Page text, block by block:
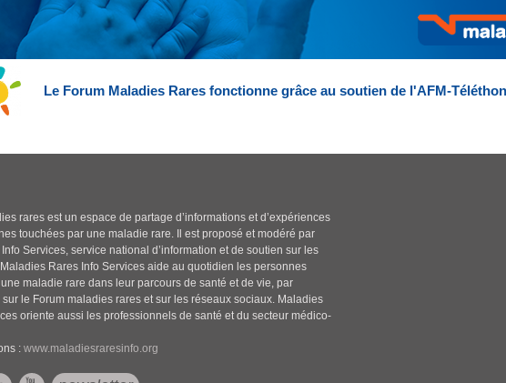
Le Forum Maladies Rares fonctionne grâce au soutien de l'AFM-Téléthon
rares est un espace de partage d’informations et d’expériences
touchées par une maladie rare. Il est proposé et modéré par
Services, service national d’information et de soutien sur les
Rares Info Services aide au quotidien les personnes
maladie rare dans leur parcours de santé et de vie, par
le Forum maladies rares et sur les réseaux sociaux. Maladies
oriente aussi les professionnels de santé et du secteur médico-
:www.maladiesraresinfo.org